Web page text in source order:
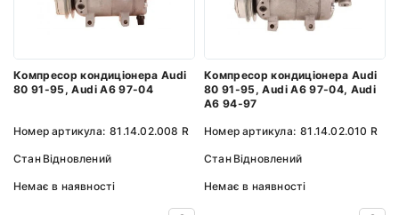
Компресор кондиціонера Audi
80 91-95, Audi A6 97-04
Номер артикула: 81.14.02.008 R
Стан Відновлений
Немає в наявності
Компресор кондиціонера Audi
80 91-95, Audi A6 97-04, Audi
A6 94-97
Номер артикула: 81.14.02.010 R
Стан Відновлений
Немає в наявності